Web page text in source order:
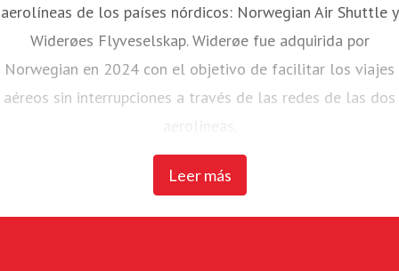
Leer más
aerolíneas de los países nórdicos: Norwegian Air Shuttle y
Widerøes Flyveselskap. Widerøe fue adquirida por
Norwegian en 2024 con el objetivo de facilitar los viajes
aéreos sin interrupciones a través de las redes de las dos
aerolíneas.
Norwegian Air Shuttle, la mayor aerolínea noruega con